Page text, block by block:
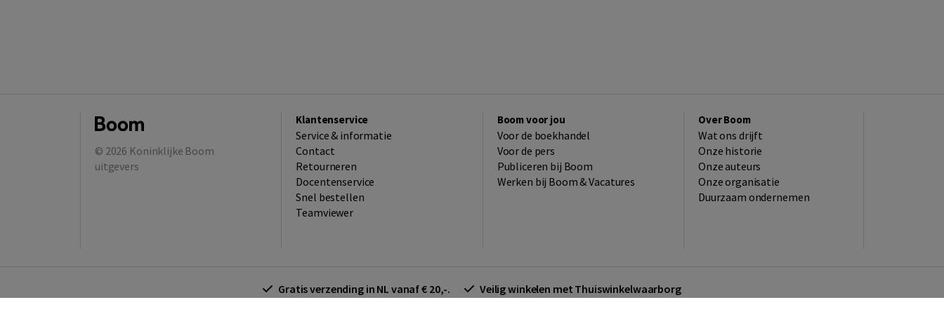
© 2026 Koninklijke Boom
uitgevers
Klantenservice
Service & informatie
Contact
Retourneren
Docentenservice
Snel bestellen
Teamviewer
Boom voor jou
Voor de boekhandel
Voor de pers
Publiceren bij Boom
Werken bij Boom & Vacatures
Over Boom
Wat ons drijft
Onze historie
Onze auteurs
Onze organisatie
Duurzaam ondernemen
Gratis verzending in NL vanaf € 20,-. Veilig winkelen met Thuiswinkelwaarborg